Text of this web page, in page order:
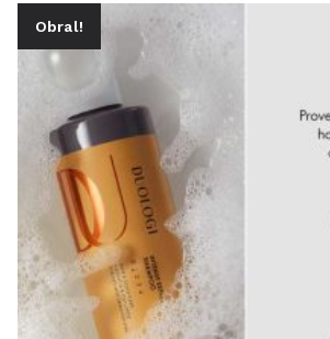
Obral!